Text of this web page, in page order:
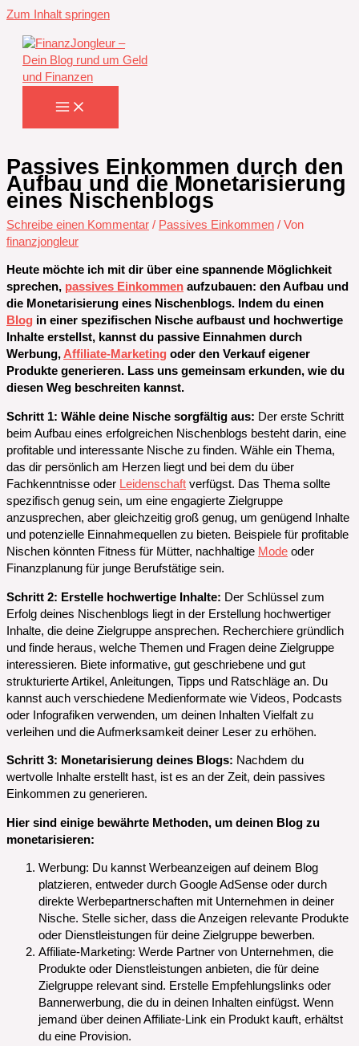
Zum Inhalt springen
Passives Einkommen durch den
Aufbau und die Monetarisierung
eines Nischenblogs
Schreibe einen Kommentar / Passives Einkommen / Von
finanzjongleur
Heute möchte ich mit dir über eine spannende Möglichkeit
sprechen, passives Einkommen aufzubauen: den Aufbau und
die Monetarisierung eines Nischenblogs. Indem du einen
Blog in einer spezifischen Nische aufbaust und hochwertige
Inhalte erstellst, kannst du passive Einnahmen durch
Werbung,Affiliate-Marketing oder den Verkauf eigener
Produkte generieren. Lass uns gemeinsam erkunden, wie du
diesen Weg beschreiten kannst.
Schritt 1: Wähle deine Nische sorgfältig aus: Der erste Schritt
beim Aufbau eines erfolgreichen Nischenblogs besteht darin, eine
profitable und interessante Nische zu finden. Wähle ein Thema,
das dir persönlich am Herzen liegt und bei dem du über
Fachkenntnisse oder Leidenschaft verfügst. Das Thema sollte
spezifisch genug sein, um eine engagierte Zielgruppe
anzusprechen, aber gleichzeitig groß genug, um genügend Inhalte
und potenzielle Einnahmequellen zu bieten. Beispiele für profitable
Nischen könnten Fitness für Mütter, nachhaltige Mode oder
Finanzplanung für junge Berufstätige sein.
Schritt 2: Erstelle hochwertige Inhalte: Der Schlüssel zum
Erfolg deines Nischenblogs liegt in der Erstellung hochwertiger
Inhalte, die deine Zielgruppe ansprechen. Recherchiere gründlich
und finde heraus, welche Themen und Fragen deine Zielgruppe
interessieren. Biete informative, gut geschriebene und gut
strukturierte Artikel, Anleitungen, Tipps und Ratschläge an. Du
kannst auch verschiedene Medienformate wie Videos, Podcasts
oder Infografiken verwenden, um deinen Inhalten Vielfalt zu
verleihen und die Aufmerksamkeit deiner Leser zu erhöhen.
Schritt 3: Monetarisierung deines Blogs: Nachdem du
wertvolle Inhalte erstellt hast, ist es an der Zeit, dein passives
Einkommen zu generieren.
Hier sind einige bewährte Methoden, um deinen Blog zu
monetarisieren:
Werbung: Du kannst Werbeanzeigen auf deinem Blog
platzieren, entweder durch Google AdSense oder durch
direkte Werbepartnerschaften mit Unternehmen in deiner
Nische. Stelle sicher, dass die Anzeigen relevante Produkte
oder Dienstleistungen für deine Zielgruppe bewerben.
Affiliate-Marketing: Werde Partner von Unternehmen, die
Produkte oder Dienstleistungen anbieten, die für deine
Zielgruppe relevant sind. Erstelle Empfehlungslinks oder
Bannerwerbung, die du in deinen Inhalten einfügst. Wenn
jemand über deinen Affiliate-Link ein Produkt kauft, erhältst
du eine Provision.